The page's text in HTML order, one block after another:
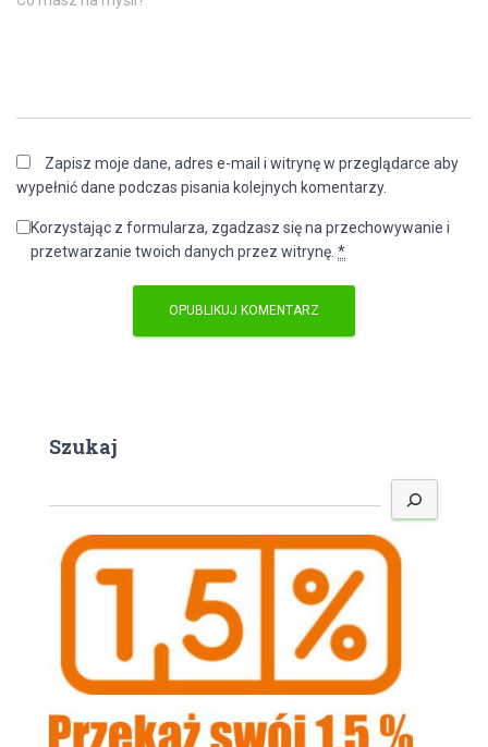
Zapisz moje dane, adres e-mail i witrynę w przeglądarce aby
wypełnić dane podczas pisania kolejnych komentarzy.
Korzystając z formularza, zgadzasz się na przechowywanie i
przetwarzanie twoich danych przez witrynę. *
Szukaj
z